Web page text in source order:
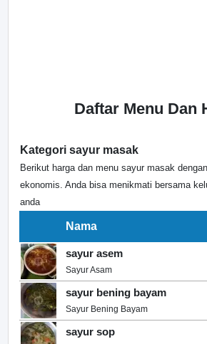
Daftar Menu Dan
Kategori sayur masak
Berikut harga dan menu sayur masak
ekonomis. Anda bisa menikmati bersama
anda
Nama
sayur asem
Sayur Asam
sayur bening bayam
Sayur Bening Bayam
sayur sop